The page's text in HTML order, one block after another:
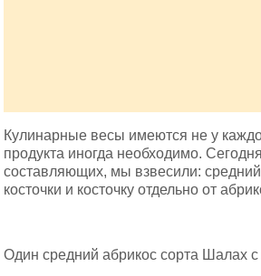
Кулинарные весы имеются не у
продукта иногда необходимо.
составляющих, мы взвесили:
косточки и косточку отдельно от
Один средний абрикос сорта Шалах с